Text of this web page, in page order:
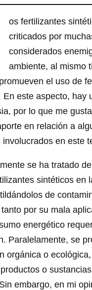
os fertilizantes
criticados por
considerados
ambiente, al mismo
el uso de
En este aspecto, hay
por lo que me
en relación a
involucrados en este
se ha tratado
sintéticos en
de
por su mala
energético
Paralelamente, se
orgánica o
o
embargo, en mi